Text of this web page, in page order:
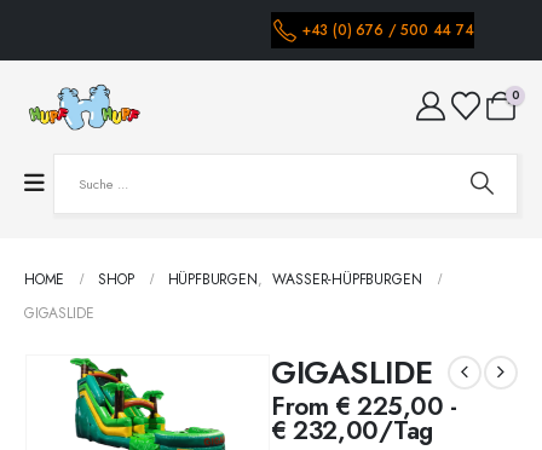
+43 (0) 676 / 500 44 74
0
HOME SHOP HÜPFBURGEN, WASSER-HÜPFBURGEN
GIGASLIDE
GIGASLIDE
From € 225,00 -
€ 232,00/Tag